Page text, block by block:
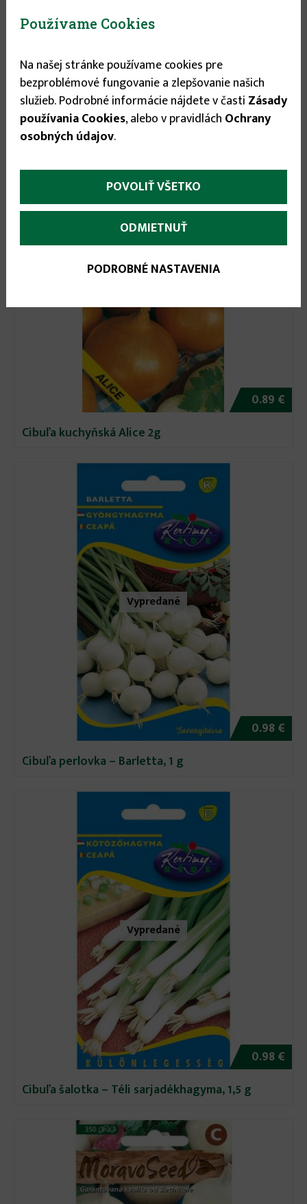
Cibuľa HIBERNA 2g
0.89 €
Vypredané
Cibuľa kuchyňská Alice 2g
0.98 €
Vypredané
Cibuľa perlovka – Barletta, 1 g
0.98 €
Vypredané
Cibuľa šalotka – Téli sarjadékhagyma, 1,5 g
Používame Cookies
Na našej stránke používame cookies pre
bezproblémové fungovanie a zlepšovanie našich
služieb. Podrobné informácie nájdete v časti Zásady
používania Cookies, alebo v pravidlách Ochrany
osobných údajov.
POVOLIŤ VŠETKO
ODMIETNUŤ
PODROBNÉ NASTAVENIA